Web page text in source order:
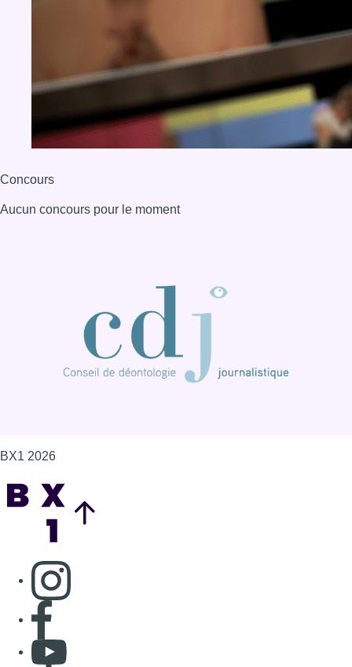
Concours
Aucun concours pour le moment
BX1 2026
Consulter page Instagram
Consulter page Facebook
Consulter Youtube